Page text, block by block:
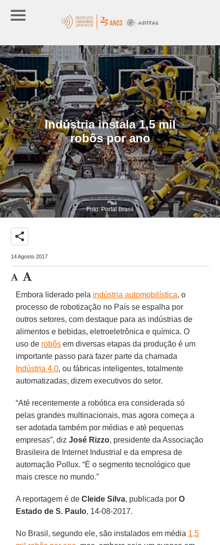
Indústria instala 1,5 mil
robôs por ano
Foto: Portal Brasil
share
14 Agosto 2017
Embora liderado pela indústria automobilística, o
processo de robotização no País se espalha por
outros setores, com destaque para as indústrias de
alimentos e bebidas, eletroeletrônica e química. O
uso de robôs em diversas etapas da produção é um
importante passo para fazer parte da chamada
Indústria 4.0, ou fábricas inteligentes, totalmente
automatizadas, dizem executivos do setor.
“Até recentemente a robótica era considerada só
pelas grandes multinacionais, mas agora começa a
ser adotada também por médias e até pequenas
empresas”, dizJosé Rizzo, presidente da Associação
Brasileira de Internet Industrial e da empresa de
automação Pollux. “É o segmento tecnológico que
mais cresce no mundo.”
A reportagem é deCleide Silva, publicada porO
Estado de S. Paulo, 14-08-2017.
No Brasil, segundo ele, são instalados em média 1,5